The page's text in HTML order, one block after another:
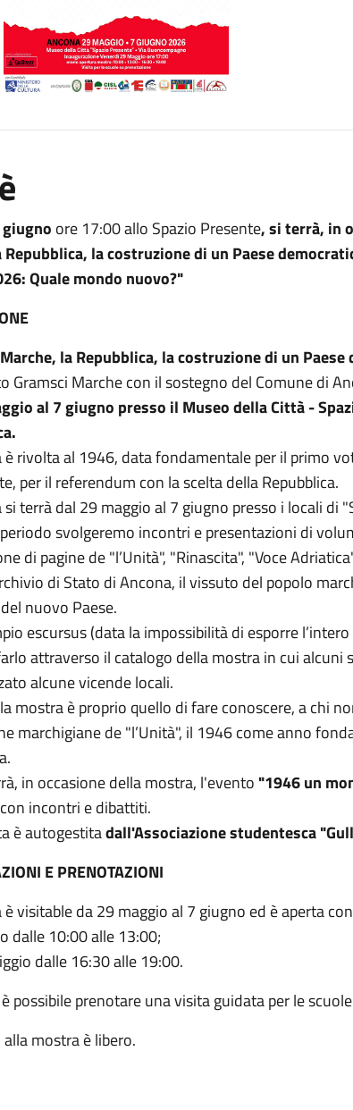
ore 17:00 allo Spazio Presente, si terrà, in
Repubblica, la costruzione di un Paese
Quale mondo nuovo?"
la Repubblica, la costruzione di un
Gramsci Marche con il sostegno del Comune di
al 7 giugno presso il Museo della Città -
è rivolta al 1946, data fondamentale per il primo
per il referendum con la scelta della Repubblica.
terrà dal 29 maggio al 7 giugno presso i locali di
svolgeremo incontri e presentazioni di
di pagine de "l’Unità", "Rinascita", "Voce
di Stato di Ancona, il vissuto del popolo
nuovo Paese.
escursus (data la impossibilità di esporre
attraverso il catalogo della mostra in cui alcuni
alcune vicende locali.
mostra è proprio quello di fare conoscere, a chi
marchigiane de "l’Unità", il 1946 come anno
in occasione della mostra, l'evento "1946 un
con incontri e dibattiti.
è autogestitadall'Associazione studentesca
E PRENOTAZIONI
visitable da 29 maggio al 7 giugno ed è aperta
dalle 10:00 alle 13:00;
dalle 16:30 alle 19:00.
possibile prenotare una visita guidata per le
alla mostra è libero.